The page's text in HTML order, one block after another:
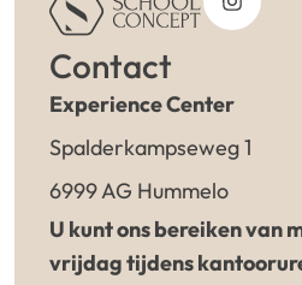
Contact
Experience Center
Spalderkampseweg 1
6999 AG Hummelo
U kunt ons bereiken van
vrijdag tijdens